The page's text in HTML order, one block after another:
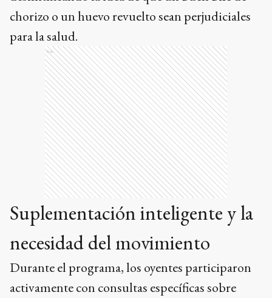
chorizo o un huevo revuelto sean perjudiciales
para la salud.
Ads
Suplementación inteligente y la
necesidad del movimiento
Durante el programa, los oyentes participaron
activamente con consultas específicas sobre